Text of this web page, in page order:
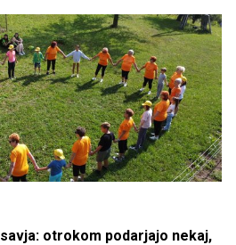
otrokom podarjajo nekaj,